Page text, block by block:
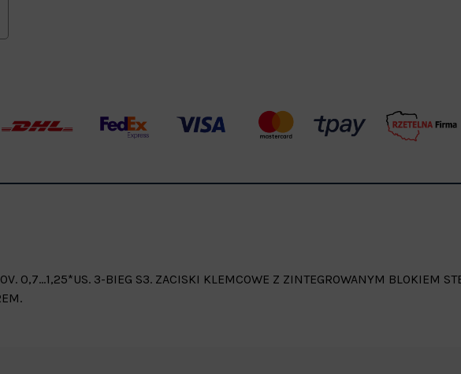
0,7...1,25*US. 3-BIEG S3. ZACISKI KLEMCOWE Z ZINTEGROWANYM BLOKIEM